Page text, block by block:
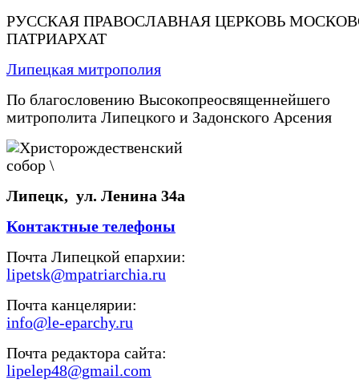
РУССКАЯ ПРАВОСЛАВНАЯ ЦЕРКОВЬ
ПАТРИАРХАТ
Липецкая митрополия
По благословению Высокопреосвященнейшего
митрополита Липецкого и Задонского Арсения
Липецк, ул. Ленина 34а
Контактные телефоны
Почта Липецкой епархии:
lipetsk@mpatriarchia.ru
Почта канцелярии:
info@le-eparchy.ru
Почта редактора сайта:
lipelep48@gmail.com